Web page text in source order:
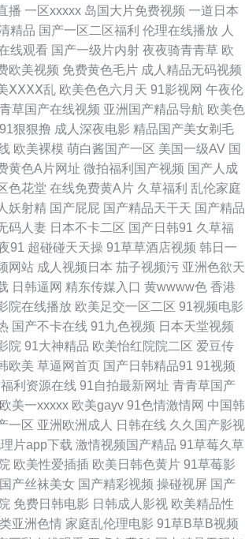
品导航福利大全 91豆花视频免费观看 91精品国产精
好福利 91黄色网 91豆花影院在线视频 先锋影院 网页
小后妈高清观看 亚洲图片在线 野花免费观看在线观
观看资源网站 在线亚洲中文精品 91白浆 91国内香蕉
91经典视频 91国产系列 91国产极品丝袜女 91精选
免费视频版 国产肏屄麻豆精品 国内人人 精品国产熟
品欧美 久久黄色大网站 啦啦啦视频在线观看视频 欧
爱一区 欧美专区日韩 欧美夜午理论片 三级在线 四虎
av网站 少妇一线天 久久久永久免费 欧美专区16p 色
蕉视频下载黄在线 在线免费观看18 91C人视频 91白
官观看入口官网免费 91网站国产一区二 97超碰碰碰
网站 a天堂中文字幕组 白丝高潮玩哭 俺去也色洛洛
费在线 国产大神探花后入 天堂8αV在線 新视觉影院
线视频免费 高清 中文字幕精东影业 最新电影免费 88
播 一区xxxxx 岛国大片免费视频 一道日本
精品 国产一区二区福利 伦理在线播放 人
线观看 国产一级片内射 夜夜骑青青草 欧
欧美视频 免费黄色毛片 成人精品无码视频
ⅩⅩⅩⅩ乱 欧美色色六月天 91影视网 午夜伦
青草国产在线视频 亚洲国产精品导航 欧美色
91狠狠撸 成人深夜电影 精品国产美女剃毛
欧美裸模 萌白酱国产一区 美国一级AV 国
黄色A片网址 微拍福利国产视频 国产人成
色花堂 在线免费黄A片 久草福利 乱伦家庭
人妖射精 国产屁屁 国产精品天干天 国产精品
码人妻 日本不卡二区 国产日韩91 久草福
91 超碰碰天天操 91草草酒店视频 韩日一
网站 成人视频日本 茄子视频污 亚洲色欲天
日韩逼网 精东传媒入口 黄wwww色 香港
院在线播放 欧美足交一区二区 91视频电影
国产不卡在线 91九色视频 日本天堂视频
院 91大神精品 欧美怡红院院二区 爱豆传
欧美 草逼网首页 国产日韩精品91 91视频
福利资源在线 91自拍最新网址 青青草国产
欧美一xxxxx 欧美gayv 91色情激情网 中国韩
一区 亚洲欧洲成人 日韩在线 久久国产影视
片app下载 激情视频国产精品 91草莓久草
欧美性爱插插 欧美日韩色黄片 91草莓影
国产丝袜美女 国产精彩视频 操碰视屏 国产
免费日韩电影 日韩成人影视 欧美精品性
亚洲色情 家庭乱伦理电影 91草B草B视频